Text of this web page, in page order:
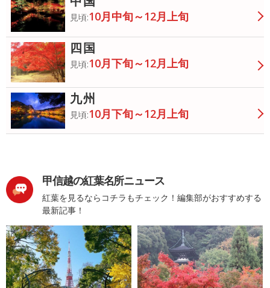
見頃:10月中旬～12月上旬
四国
見頃:10月下旬～12月上旬
九州
見頃:10月下旬～12月上旬
甲信越の紅葉名所ニュース
紅葉を見るならコチラもチェック！編集部がおすすめする
最新記事！